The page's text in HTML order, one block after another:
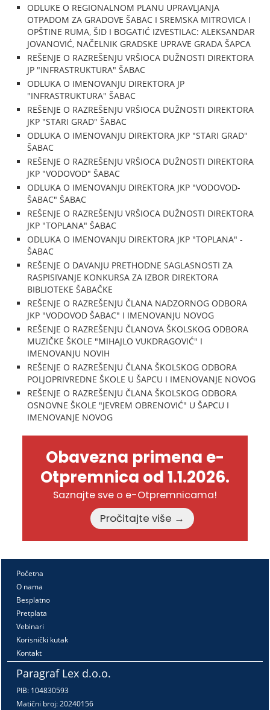
ODLUKE O REGIONALNOM PLANU UPRAVLJANJA
OTPADOM ZA GRADOVE ŠABAC I SREMSKA MITROVICA I
OPŠTINE RUMA, ŠID I BOGATIĆ IZVESTILAC: ALEKSANDAR
JOVANOVIĆ, NAČELNIK GRADSKE UPRAVE GRADA ŠAPCA
REŠENJE O RAZREŠENJU VRŠIOCA DUŽNOSTI DIREKTORA
JP "INFRASTRUKTURA" ŠABAC
ODLUKA O IMENOVANJU DIREKTORA JP
"INFRASTRUKTURA" ŠABAC
REŠENJE O RAZREŠENJU VRŠIOCA DUŽNOSTI DIREKTORA
JKP "STARI GRAD" ŠABAC
ODLUKA O IMENOVANJU DIREKTORA JKP "STARI GRAD"
ŠABAC
REŠENJE O RAZREŠENJU VRŠIOCA DUŽNOSTI DIREKTORA
JKP "VODOVOD" ŠABAC
ODLUKA O IMENOVANJU DIREKTORA JKP "VODOVOD-
ŠABAC" ŠABAC
REŠENJE O RAZREŠENJU VRŠIOCA DUŽNOSTI DIREKTORA
JKP "TOPLANA" ŠABAC
ODLUKA O IMENOVANJU DIREKTORA JKP "TOPLANA" -
ŠABAC
REŠENJE O DAVANJU PRETHODNE SAGLASNOSTI ZA
RASPISIVANJE KONKURSA ZA IZBOR DIREKTORA
BIBLIOTEKE ŠABAČKE
REŠENJE O RAZREŠENJU ČLANA NADZORNOG ODBORA
JKP "VODOVOD ŠABAC" I IMENOVANJU NOVOG
REŠENJE O RAZREŠENJU ČLANOVA ŠKOLSKOG ODBORA
MUZIČKE ŠKOLE "MIHAJLO VUKDRAGOVIĆ" I
IMENOVANJU NOVIH
REŠENJE O RAZREŠENJU ČLANA ŠKOLSKOG ODBORA
POLJOPRIVREDNE ŠKOLE U ŠAPCU I IMENOVANJE NOVOG
REŠENJE O RAZREŠENJU ČLANA ŠKOLSKOG ODBORA
OSNOVNE ŠKOLE "JEVREM OBRENOVIĆ" U ŠAPCU I
IMENOVANJE NOVOG
Obavezna primena e-
Otpremnica od 1.1.2026.
Saznajte sve o e-Otpremnicama!
Pročitajte više →
Početna
O nama
Besplatno
Pretplata
Vebinari
Korisnički kutak
Kontakt
Paragraf Lex d.o.o.
PIB: 104830593
Matični broj: 20240156